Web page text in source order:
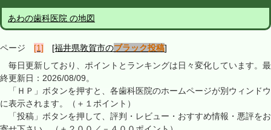
あわの歯科医院 の地図
ページ [1] [福井県敦賀市のブラック投稿]
毎日更新しており、ポイントとランキングは日々変化しています。最
終更新日：2026/08/09。
「ＨＰ」ボタンを押すと、各歯科医院のホームページが別ウィンドウ
に表示されます。（＋１ポイント）
「投稿」ボタンを押して、評判・レビュー・おすすめ情報・悪評をお